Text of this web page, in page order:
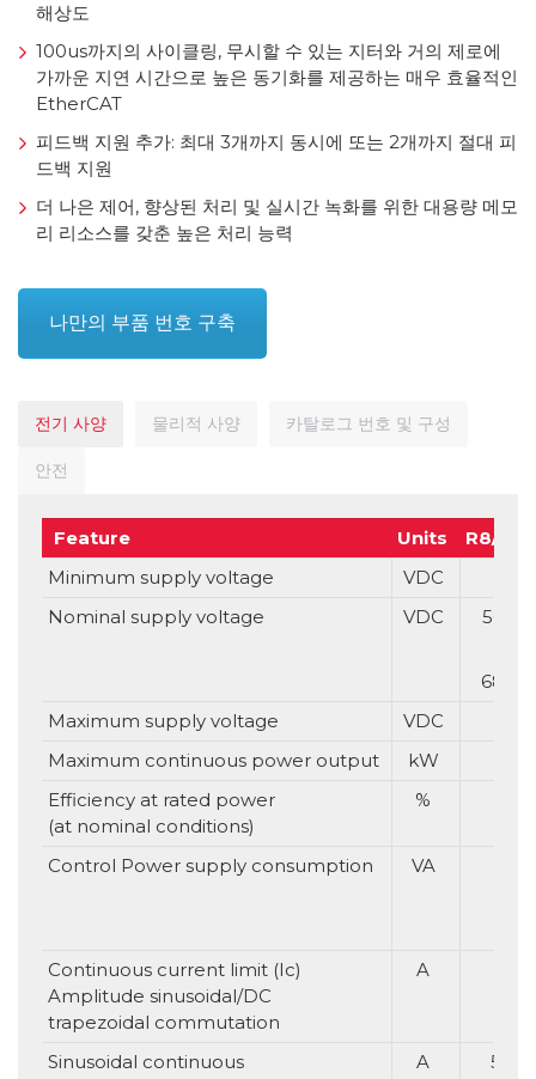
해상도
100us까지의 사이클링, 무시할 수 있는 지터와 거의 제로에
가까운 지연 시간으로 높은 동기화를 제공하는 매우 효율적인
EtherCAT
피드백 지원 추가: 최대 3개까지 동시에 또는 2개까지 절대 피
드백 지원
더 나은 제어, 향상된 처리 및 실시간 녹화를 위한 대용량 메모
리 리소스를 갖춘 높은 처리 능력
나만의 부품 번호 구축
전기 사양 물리적 사양 카탈로그 번호 및 구성
안전
Feature Units
R8/
Minimum supply voltage
VDC
Nominal supply voltage
VDC 560
680
Maximum supply voltage
VDC
Maximum continuous power output
kW
Efficiency at rated power
(at nominal conditions)
%
Control Power supply consumption VA
Continuous current limit (Ic)
Amplitude sinusoidal/DC
trapezoidal commutation
A
Sinusoidal continuous
A 5.6